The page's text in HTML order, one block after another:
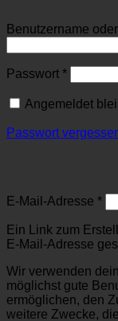
Benutzername
Passwort *
Angemeldet
Passwort
E-Mail-Adresse *
Ein Link zum
E-Mail-Adresse
Wir verwenden
möglichst gute
ermöglichen, den
weitere Zwecke,